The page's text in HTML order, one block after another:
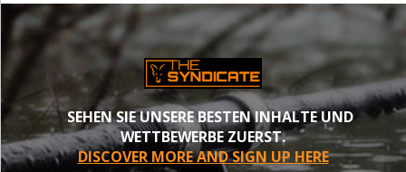
SEHEN SIE UNSERE BESTEN INHALTE UND
WETTBEWERBE ZUERST.
DISCOVER MORE AND SIGN UP HERE